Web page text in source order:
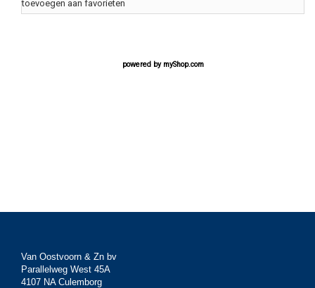
toevoegen aan favorieten
powered by myShop.com
Van Oostvoorn & Zn bv
Parallelweg West 45A
4107 NA Culemborg